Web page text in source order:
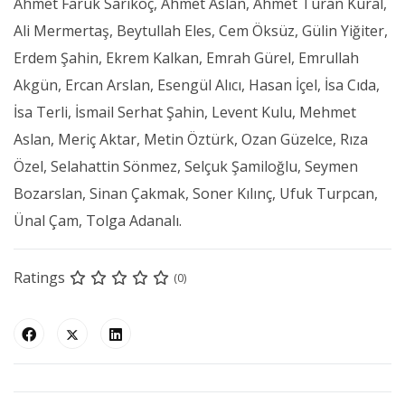
Ali Mermertaş, Beytullah Eles, Cem Öksüz, Gülin Yiğiter,
Erdem Şahin, Ekrem Kalkan, Emrah Gürel, Emrullah
Akgün, Ercan Arslan, Esengül Alıcı, Hasan İçel, İsa Cıda,
İsa Terli, İsmail Serhat Şahin, Levent Kulu, Mehmet
Aslan, Meriç Aktar, Metin Öztürk, Ozan Güzelce, Rıza
Özel, Selahattin Sönmez, Selçuk Şamiloğlu, Seymen
Bozarslan, Sinan Çakmak, Soner Kılınç, Ufuk Turpcan,
Ünal Çam, Tolga Adanalı.
Ratings (0)